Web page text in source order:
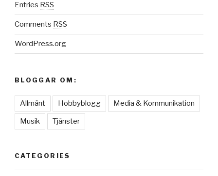
Entries RSS
Comments RSS
WordPress.org
BLOGGAR OM:
Allmänt Hobbyblogg Media & Kommunikation
Musik Tjänster
CATEGORIES